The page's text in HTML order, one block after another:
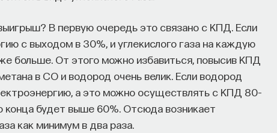
В первую очередь это связано с КПД. Если
с выходом в 30%, и углекислого газа на каждую
больше. От этого можно избавиться, повысив КПД
в СО и водород очень велик. Если водород
а это можно осуществлять с КПД 80–
будет выше 60%. Отсюда возникает
как минимум в два раза.